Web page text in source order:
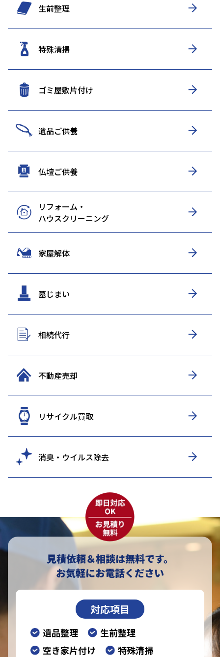
生前整理
特殊清掃
ゴミ屋敷片付け
遺品ご供養
仏壇ご供養
リフォーム・
ハウスクリーニング
家屋解体
墓じまい
相続代行
不動産売却
リサイクル買取
消臭・ウイルス除去
見積依頼＆相談は無料です。
お気軽にお電話ください
対応項目
遺品整理
生前整理
空き家片付け
特殊清掃